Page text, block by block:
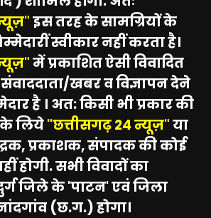
इस तरह के सामग्रियों के
स्वीकार नहीं करता है।
में प्रकाशित ऐसी विवादित
खबर व विज्ञापन देने
है । अत: किसी भी प्रकार की
के लिये"छत्तीसगढ़ 24 न्यूज़"या
प्रकाशक, संपादक की कोई
होगी. सभी विवादों का
जिले के 'पाटन' एवं जिला
(छ.ग.) होगा।